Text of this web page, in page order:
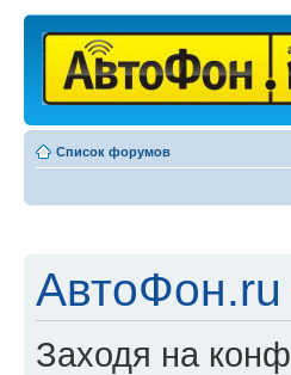
Список форумов
АвтоФон.ru
Заходя на